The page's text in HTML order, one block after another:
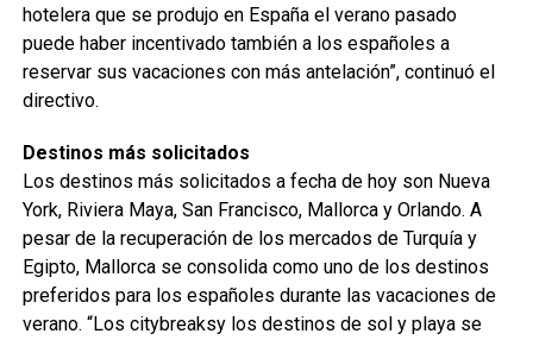
hotelera que se produjo en España el verano pasado
puede haber incentivado también a los españoles a
reservar sus vacaciones con más antelación”, continuó el
directivo.
Destinos más solicitados
Los destinos más solicitados a fecha de hoy son Nueva
York, Riviera Maya, San Francisco, Mallorca y Orlando. A
pesar de la recuperación de los mercados de Turquía y
Egipto, Mallorca se consolida como uno de los destinos
preferidos para los españoles durante las vacaciones de
verano. “Los citybreaksy los destinos de sol y playa se